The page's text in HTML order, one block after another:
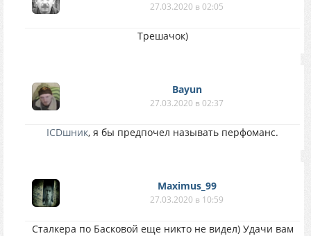
27.03.2020 в 02:05
Трешачок)
Bayun
27.03.2020 в 02:37
ICDшник, я бы предпочел называть перфоманс.
Maximus_99
27.03.2020 в 10:59
Сталкера по Басковой еще никто не видел) Удачи вам